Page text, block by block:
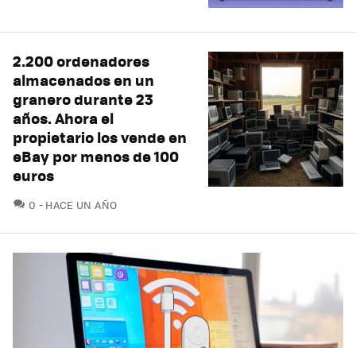
2.200 ordenadores
almacenados en un
granero durante 23
años. Ahora el
propietario los vende en
eBay por menos de 100
euros
0 COMENTARIOS
HACE UN AÑO